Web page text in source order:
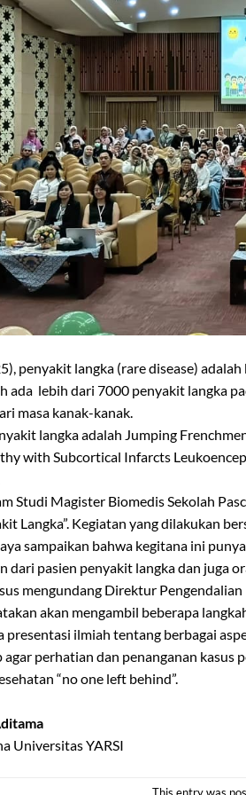
penyakit langka (rare disease)
ada lebih dari 7000 penyakit langka
masa kanak-kanak.
langka adalah Jumping
with Subcortical Infarcts
Studi Magister Biomedis Sekolah
Langka”. Kegiatan yang dilakukan
sampaikan bahwa kegitana ini
dari pasien penyakit langka dan juga
mengundang Direktur
akan mengambil beberapa
presentasi ilmiah tentang berbagai
agar perhatian dan penanganan
“no one left behind”.
Universitas YARSI